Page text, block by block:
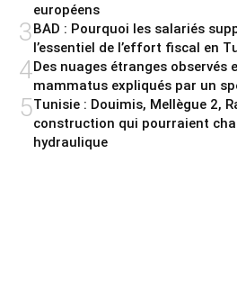
européens
3BAD : Pourquoi les salariés
l’essentiel de l’effort fiscal en
4Des nuages étranges observés
mammatus expliqués par un
5Tunisie : Douimis, Mellègue 2,
construction qui pourraient
hydraulique